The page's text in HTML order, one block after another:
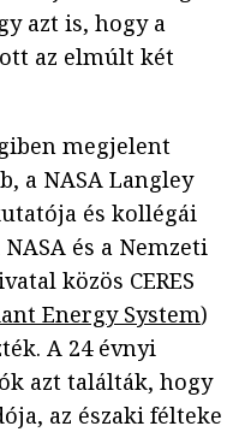
azt is, hogy a
az elmúlt két
megjelent
a NASA Langley
és kollégái
és a Nemzeti
közös CERES
Energy System)
A 24 évnyi
azt találták, hogy
az északi félteke